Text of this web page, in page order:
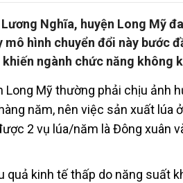
Nghĩa, huyện Long Mỹ
hình chuyển đổi này bước
ngành chức năng không
Mỹ thường phải chịu ảnh
năm, nên việc sản xuất lúa
2 vụ lúa/năm là Đông xuân
kinh tế thấp do năng suất